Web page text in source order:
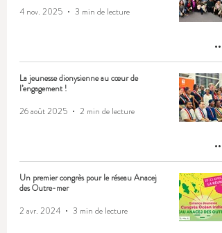
4 nov. 2025
3 min de lecture
La jeunesse dionysienne au cœur de
l’engagement !
26 août 2025
2 min de lecture
Un premier congrès pour le réseau Anacej
des Outre-mer
2 avr. 2024
3 min de lecture